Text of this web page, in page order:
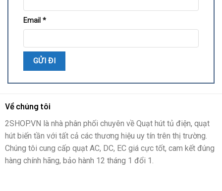
Email *
Về chúng tôi
2SHOP.VN là nhà phân phối chuyên về Quạt hút tủ điện, quạt
hút biến tần với tất cả các thương hiệu uy tín trên thị trường.
Chúng tôi cung cấp quạt AC, DC, EC giá cực tốt, cam kết đúng
hàng chính hãng, bảo hành 12 tháng 1 đổi 1.